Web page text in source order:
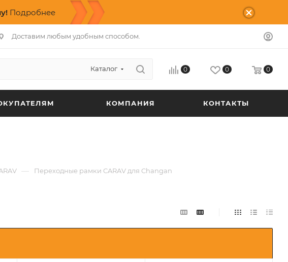
Подробнее
Доставим любым удобным способом.
Каталог 0 0 0
КОМПАНИЯ КОНТАКТЫ
— Переходные рамки CARAV для Changan